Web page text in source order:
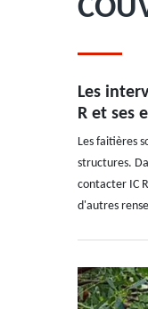
Les
R et ses
Les faitières
structures.
contacter IC
d'autres